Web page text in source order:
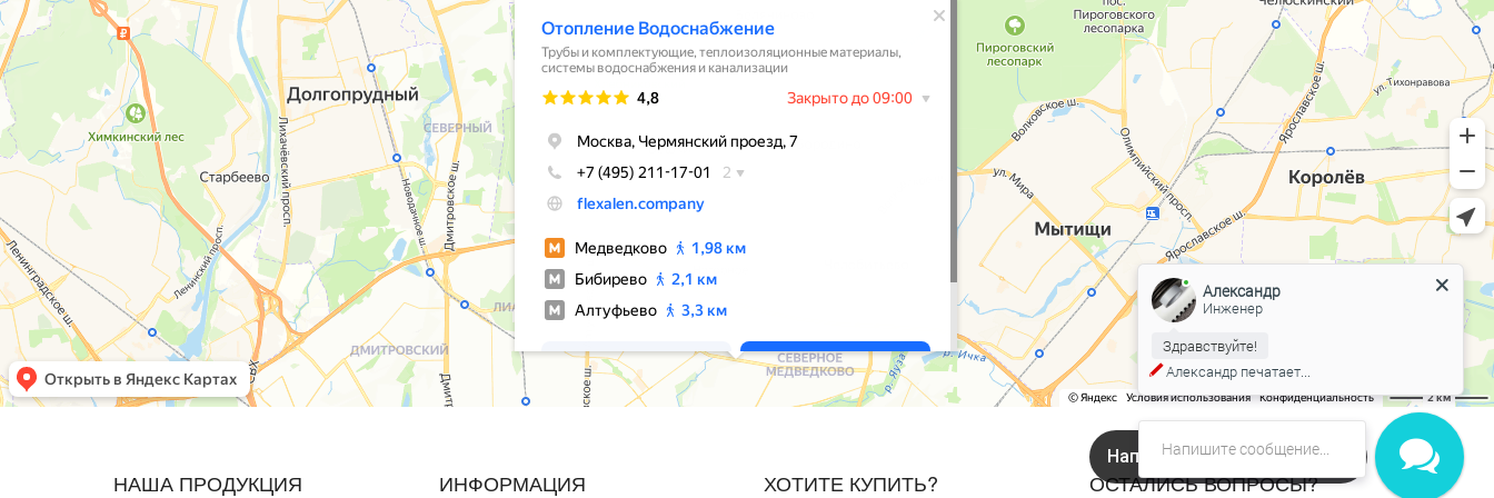
НАША ПРОДУКЦИЯ ИНФОРМАЦИЯ ХОТИТЕ КУПИТЬ? ОСТАЛИСЬ ВОПРОСЫ?
Напишите нам в Онлайн чат!
Александр
Инженер
Здравствуйте!
Александр печатает...